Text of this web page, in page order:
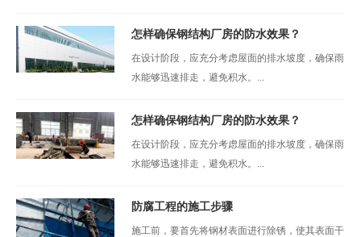
怎样确保钢结构厂房的防水效果？
在设计阶段，应充分考虑屋面的排水坡度，确保雨
水能够迅速排走，避免积水。...
怎样确保钢结构厂房的防水效果？
在设计阶段，应充分考虑屋面的排水坡度，确保雨
水能够迅速排走，避免积水。...
防腐工程的施工步骤
施工前，要首先将钢材表面进行除锈，使其表面干